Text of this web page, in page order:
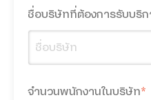
Business Fixed IP
ชื่อบริษัทที่ต้องการรับบริก
จำนวนพนักงานในบริษัท*